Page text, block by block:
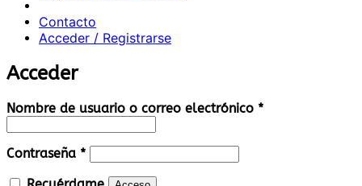
Contacto
Acceder / Registrarse
Acceder
Nombre de usuario o correo electrónico *Obligatorio
Contraseña *Obligatorio